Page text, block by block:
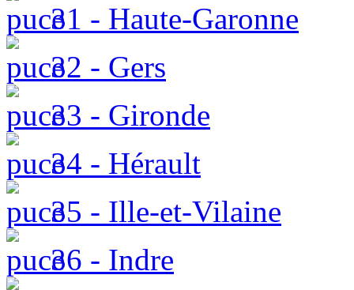
31 - Haute-Garonne
32 - Gers
33 - Gironde
34 - Hérault
35 - Ille-et-Vilaine
36 - Indre